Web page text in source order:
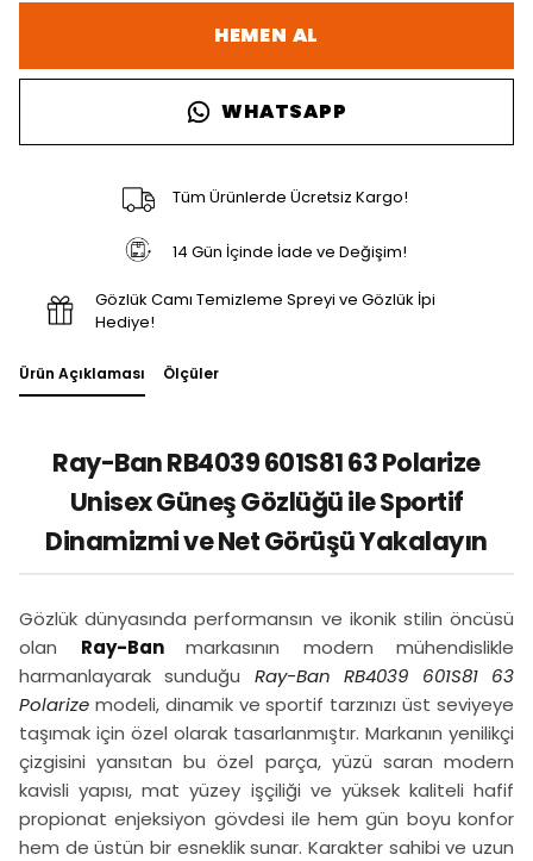
HEMEN AL
WHATSAPP
Tüm Ürünlerde Ücretsiz Kargo!
14 Gün İçinde İade ve Değişim!
Gözlük Camı Temizleme Spreyi ve Gözlük İpi
Hediye!
Ürün Açıklaması Ölçüler
Ray-Ban RB4039 601S81 63 Polarize
Unisex Güneş Gözlüğü ile Sportif
Dinamizmi ve Net Görüşü Yakalayın
Gözlük dünyasında performansın ve ikonik stilin öncüsü
olan Ray-Ban markasının modern mühendislikle
harmanlayarak sunduğu Ray-Ban RB4039 601S81 63
Polarize modeli, dinamik ve sportif tarzınızı üst seviyeye
taşımak için özel olarak tasarlanmıştır. Markanın yenilikçi
çizgisini yansıtan bu özel parça, yüzü saran modern
kavisli yapısı, mat yüzey işçiliği ve yüksek kaliteli hafif
propionat enjeksiyon gövdesi ile hem gün boyu konfor
hem de üstün bir esneklik sunar. Karakter sahibi ve uzun